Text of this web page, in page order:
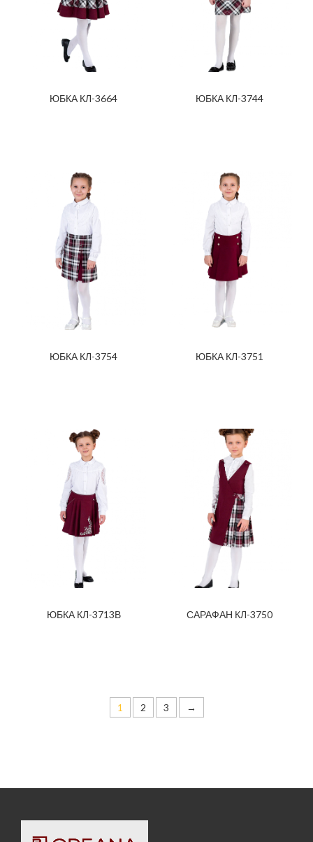
ЮБКА КЛ-3664 ЮБКА КЛ-3744
ЮБКА КЛ-3754 ЮБКА КЛ-3751
ЮБКА КЛ-3713В САРАФАН КЛ-3750
1 2 3 →